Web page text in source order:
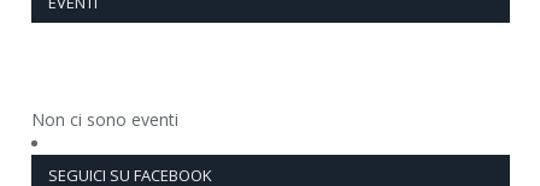
Non ci sono eventi
SEGUICI SU FACEBOOK